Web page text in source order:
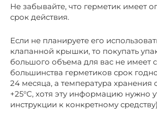
Не забывайте, что герметик имеет
срок действия.
Если не планируете его
клапанной крышки, то покупать
большого объема для вас не имеет
большинства герметиков срок
24 месяца, а температура хранения
+25°С, хотя эту информацию нужно
инструкции к конкретному